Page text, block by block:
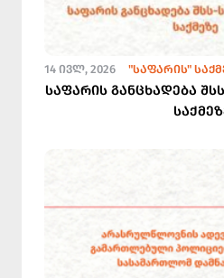
14 ᲘᲕᲚ, 2026 "ᲡᲐᲤᲐᲠᲘᲡ"
საფარის განცხადება